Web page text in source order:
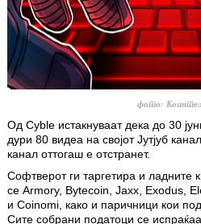
фото:
Од Cyble истакнуваат дека до 30
дури 80 видеа на својот Јутјуб
канал оттогаш е отстранет.
Софтверот ги таргетира и ладните
се Armory, Bytecoin, Jaxx, Exodus,
и Coinomi, како и паричници кои
Сите собрани податоци се